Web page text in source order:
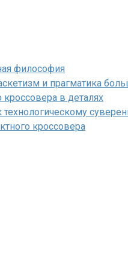
философия
и прагматика
в деталях
технологическому
кроссовера